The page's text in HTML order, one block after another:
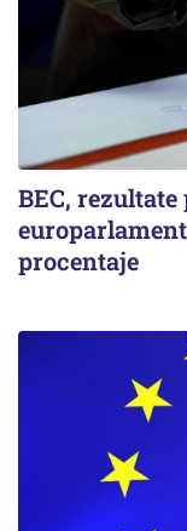
BEC,
procentaje